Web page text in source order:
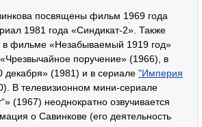
посвящены фильм 1969 года
1981 года «Синдикат-2». Также
в фильме «Незабываемый 1919 год»
поручение» (1966), в
декабря» (1981) и в сериале "Империя
В телевизионном мини-сериале
(1967) неоднократно озвучивается
о Савинкове (его деятельность